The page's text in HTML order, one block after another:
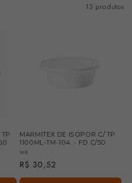
13 produtos
MARMITEX DE ISOPOR C/ TP
1100ML-TM-104. - FD C/50
Fornecedor:
WR
Preço
normal
R$ 30,52